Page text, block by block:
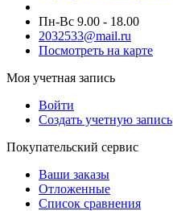
Пн-Вс 9.00 - 18.00
2032533@mail.ru
Посмотреть на карте
Моя учетная запись
Войти
Создать учетную запись
Покупательский сервис
Ваши заказы
Отложенные
Список сравнения